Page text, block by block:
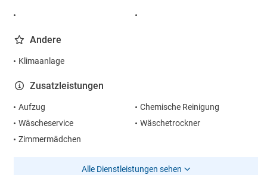
Andere
Klimaanlage
Zusatzleistungen
Aufzug
Chemische Reinigung
Wäscheservice
Wäschetrockner
Zimmermädchen
Alle Dienstleistungen sehen